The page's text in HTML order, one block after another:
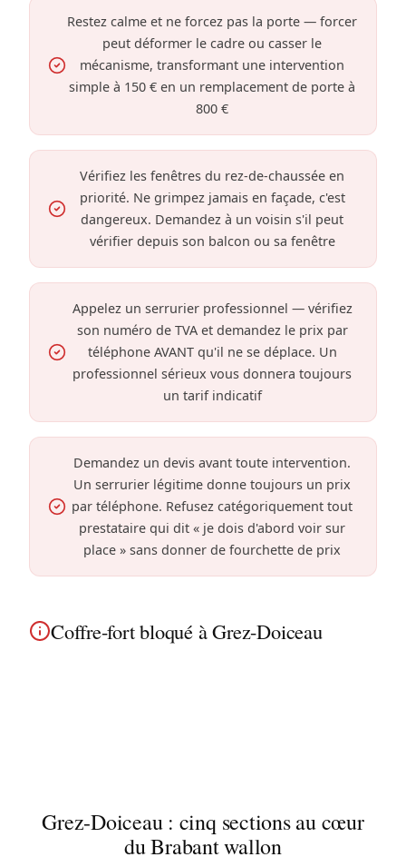
Restez calme et ne forcez pas la porte — forcer
peut déformer le cadre ou casser le
mécanisme, transformant une intervention
simple à 150 € en un remplacement de porte à
800 €
Vérifiez les fenêtres du rez-de-chaussée en
priorité. Ne grimpez jamais en façade, c'est
dangereux. Demandez à un voisin s'il peut
vérifier depuis son balcon ou sa fenêtre
Appelez un serrurier professionnel — vérifiez
son numéro de TVA et demandez le prix par
téléphone AVANT qu'il ne se déplace. Un
professionnel sérieux vous donnera toujours
un tarif indicatif
Demandez un devis avant toute intervention.
Un serrurier légitime donne toujours un prix
par téléphone. Refusez catégoriquement tout
prestataire qui dit « je dois d'abord voir sur
place » sans donner de fourchette de prix
Coffre-fort bloqué à Grez-Doiceau
Grez-Doiceau : cinq sections au cœur
du Brabant wallon